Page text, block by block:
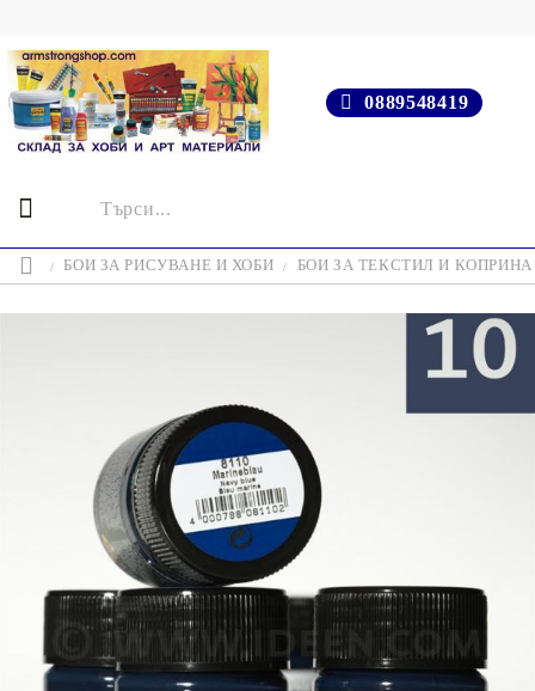
0889548419
БОИ ЗА РИСУВАНЕ И ХОБИ БОИ ЗА ТЕКСТИЛ И КОПРИНА